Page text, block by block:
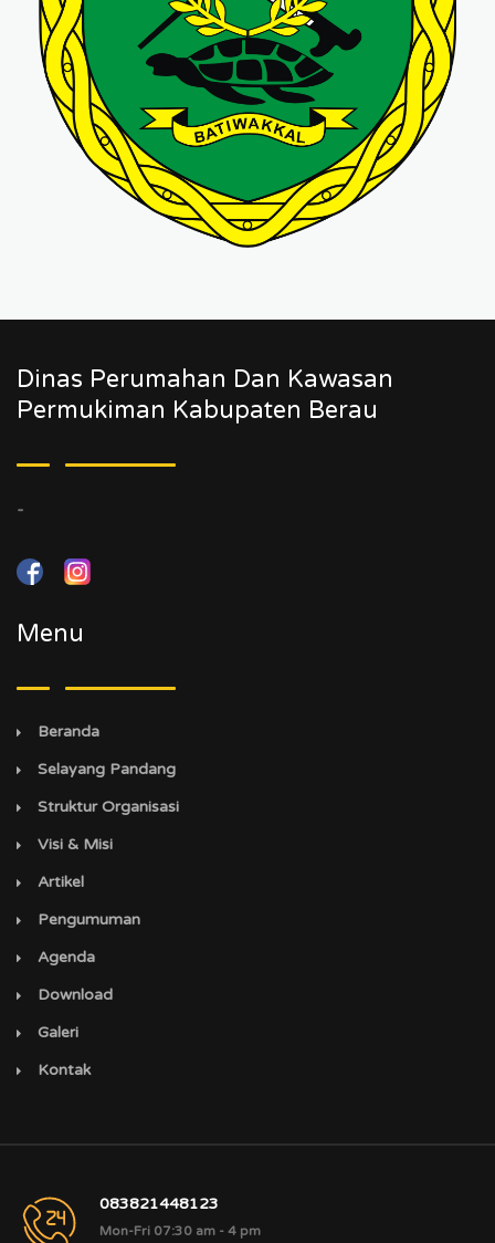
Dinas Perumahan Dan Kawasan
Permukiman Kabupaten Berau
-
Menu
Beranda
Selayang Pandang
Struktur Organisasi
Visi & Misi
Artikel
Pengumuman
Agenda
Download
Galeri
Kontak
083821448123
Mon-Fri 07:30 am - 4 pm